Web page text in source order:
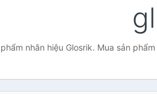
nhãn hiệu Glosrik. Mua sản